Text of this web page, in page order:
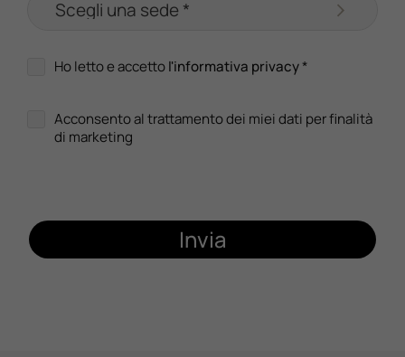
Ho letto e accettol'informativa privacy*
Acconsento al trattamento dei miei dati per finalità
di marketing
Invia